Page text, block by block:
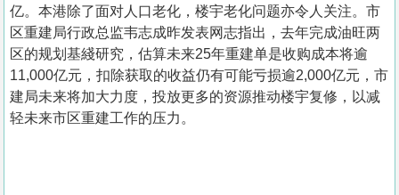
亿。本港除了面对人口老化，楼宇老化问题亦令人关注。市
区重建局行政总监韦志成昨发表网志指出，去年完成油旺两
区的规划基綫研究，估算未来25年重建单是收购成本将逾
11,000亿元，扣除获取的收益仍有可能亏损逾2,000亿元，市
建局未来将加大力度，投放更多的资源推动楼宇复修，以减
轻未来市区重建工作的压力。